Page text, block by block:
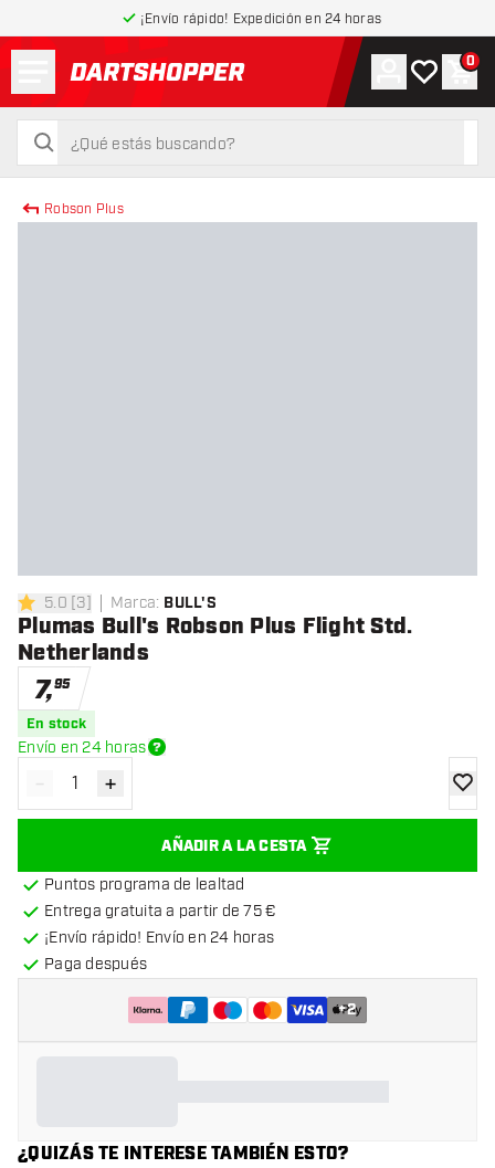
¡Envío rápido! Expedición en 24 horas
volver a la página de inicio
buscar
buscar
Cuenta
Mi lista de
0
Robson Plus
5 estrellas de puntuación
5.0 [3] Marca: BULL'S
Plumas Bull's Robson Plus Flight Std.
Netherlands
7,95
En stock
Envío en 24 horas
Disminuir cantidad
- Aumentar cantidad
+
AÑADIR A LA CESTA
Puntos programa de lealtad
Entrega gratuita a partir de 75 €
¡Envío rápido! Envío en 24 horas
Paga después
+2
¿QUIZÁS TE INTERESE TAMBIÉN ESTO?